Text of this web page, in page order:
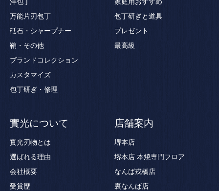
洋包丁
万能片刃包丁
砥石・シャープナー
鞘・その他
ブランドコレクション
カスタマイズ
包丁研ぎ・修理
家庭用おすすめ
包丁研ぎと道具
プレゼント
最高級
實光について
實光刃物とは
選ばれる理由
会社概要
受賞歴
店舗案内
堺本店
堺本店 本焼専門フロア
なんば戎橋店
裏なんば店